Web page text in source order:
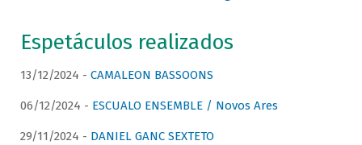
Espetáculos realizados
13/12/2024 - CAMALEON BASSOONS
06/12/2024 - ESCUALO ENSEMBLE / Novos Ares
29/11/2024 - DANIEL GANC SEXTETO